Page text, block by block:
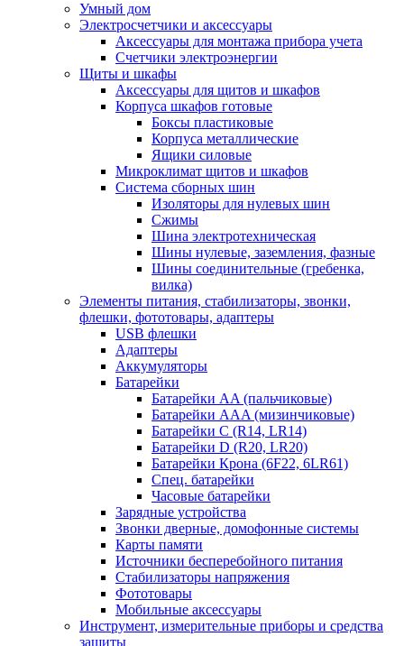
Умный дом
Электросчетчики и аксессуары
Аксессуары для монтажа прибора учета
Счетчики электроэнергии
Щиты и шкафы
Аксессуары для щитов и шкафов
Корпуса шкафов готовые
Боксы пластиковые
Корпуса металлические
Ящики силовые
Микроклимат щитов и шкафов
Система сборных шин
Изоляторы для нулевых шин
Сжимы
Шина электротехническая
Шины нулевые, заземления, фазные
Шины соединительные (гребенка,
вилка)
Элементы питания, стабилизаторы, звонки,
флешки, фототовары, адаптеры
USB флешки
Адаптеры
Аккумуляторы
Батарейки
Батарейки AA (пальчиковые)
Батарейки AAA (мизинчиковые)
Батарейки C (R14, LR14)
Батарейки D (R20, LR20)
Батарейки Крона (6F22, 6LR61)
Спец. батарейки
Часовые батарейки
Зарядные устройства
Звонки дверные, домофонные системы
Карты памяти
Источники бесперебойного питания
Стабилизаторы напряжения
Фототовары
Мобильные аксессуары
Инструмент, измерительные приборы и средства
защиты